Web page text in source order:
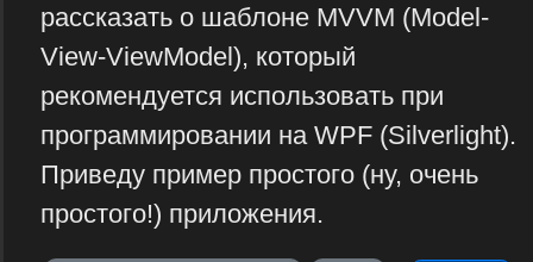
рассказать о шаблоне MVVM (Model-
View-ViewModel), который
рекомендуется использовать при
программировании на WPF (Silverlight).
Приведу пример простого (ну, очень
простого!) приложения.